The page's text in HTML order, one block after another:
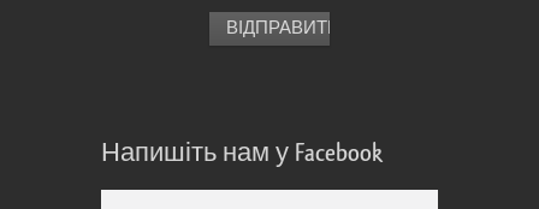
Напишіть нам у Facebook